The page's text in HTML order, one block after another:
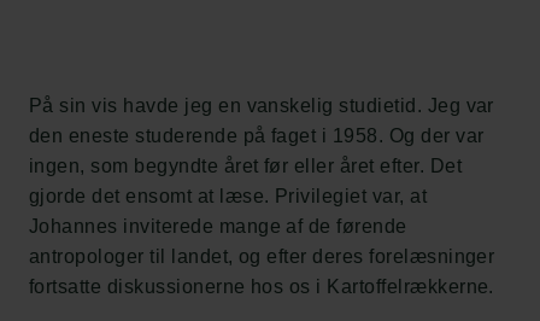
På sin vis havde jeg en vanskelig studietid. Jeg var
den eneste studerende på faget i 1958. Og der var
ingen, som begyndte året før eller året efter. Det
gjorde det ensomt at læse. Privilegiet var, at
Johannes inviterede mange af de førende
antropologer til landet, og efter deres forelæsninger
fortsatte diskussionerne hos os i Kartoffelrækkerne.